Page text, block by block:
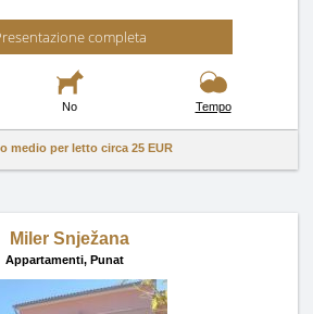
completa
No Tempo
medio per letto circa 25 EUR
Miler Snježana
Appartamenti, Punat